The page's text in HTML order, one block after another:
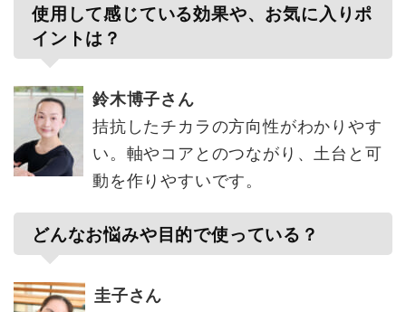
使用して感じている効果や、お気に入りポ
イントは？
鈴木博子さん
拮抗したチカラの方向性がわかりやす
い。軸やコアとのつながり、土台と可
動を作りやすいです。
どんなお悩みや目的で使っている？
圭子さん